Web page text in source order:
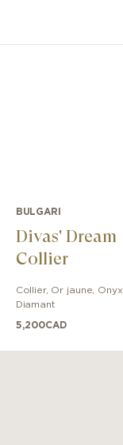
BULGARI
Divas' Dream
Collier
Collier, Or jaune
Onyx,
Diamant
5,200CAD